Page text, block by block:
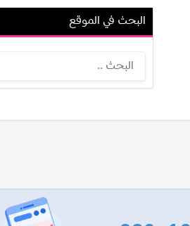
جون جلوفر
عرض الكل
البحث في الموقع